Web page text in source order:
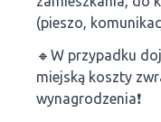
(pieszo,
🔸W przypadku
miejską koszty
wynagrodzenia❗